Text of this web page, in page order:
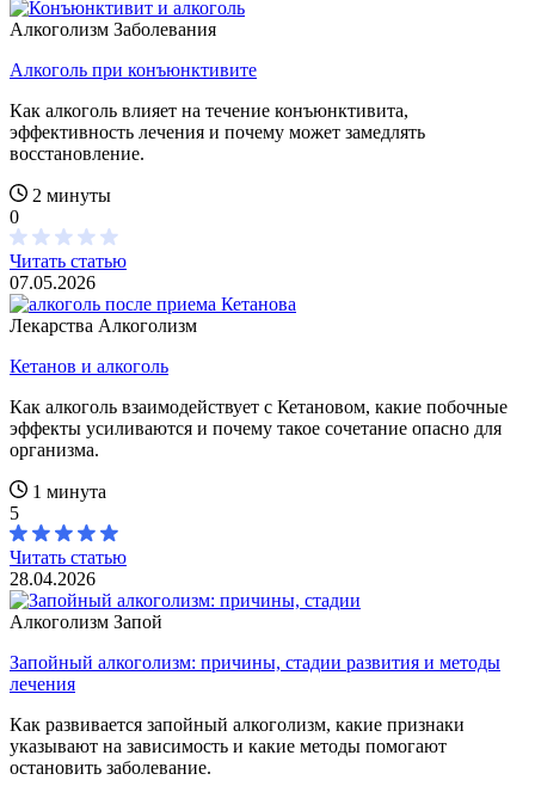
Алкоголизм Заболевания
Алкоголь при конъюнктивите
Как алкоголь влияет на течение конъюнктивита,
эффективность лечения и почему может замедлять
восстановление.
2 минуты
0
Читать статью
07.05.2026
Лекарства Алкоголизм
Кетанов и алкоголь
Как алкоголь взаимодействует с Кетановом, какие побочные
эффекты усиливаются и почему такое сочетание опасно для
организма.
1 минута
5
Читать статью
28.04.2026
Алкоголизм Запой
Запойный алкоголизм: причины, стадии развития и методы
лечения
Как развивается запойный алкоголизм, какие признаки
указывают на зависимость и какие методы помогают
остановить заболевание.